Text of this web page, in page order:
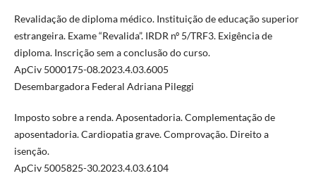
Revalidação de diploma médico. Instituição de educação superior
estrangeira. Exame “Revalida”. IRDR nº 5/TRF3. Exigência de
diploma. Inscrição sem a conclusão do curso.
ApCiv 5000175-08.2023.4.03.6005
Desembargadora Federal Adriana Pileggi
Imposto sobre a renda. Aposentadoria. Complementação de
aposentadoria. Cardiopatia grave. Comprovação. Direito a
isenção.
ApCiv 5005825-30.2023.4.03.6104